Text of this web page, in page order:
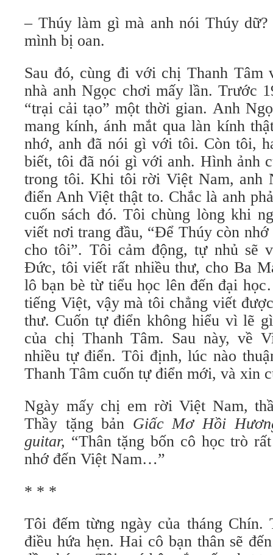
– Thúy làm gì mà anh nói Thúy
mình bị oan.
Sau đó, cùng đi với chị Thanh Tâm
nhà anh Ngọc chơi mấy lần. Trước
“trại cải tạo” một thời gian. Anh
mang kính, ánh mắt qua làn kính
nhớ, anh đã nói gì với tôi. Còn tôi,
biết, tôi đã nói gì với anh. Hình ảnh
trong tôi. Khi tôi rời Việt Nam, anh
điển Anh Việt thật to. Chắc là anh
cuốn sách đó. Tôi chùng lòng khi
viết nơi trang đầu, “Ðể Thúy còn
cho tôi”. Tôi cảm động, tự nhủ sẽ
Ðức, tôi viết rất nhiều thư, cho Ba
lô bạn bè từ tiểu học lên đến đại
tiếng Việt, vậy mà tôi chẳng viết
thư. Cuốn tự điển không hiểu vì lẽ
của chị Thanh Tâm. Sau này, về
nhiều tự điển. Tôi định, lúc nào
Thanh Tâm cuốn tự điển mới, và xin
Ngày mấy chị em rời Việt Nam,
Thầy tặng bản Giấc Mơ Hồi
guitar, “Thân tặng bốn cô học trò
nhớ đến Việt Nam…”
* * *
Tôi đếm từng ngày của tháng Chín.
điều hứa hẹn. Hai cô bạn thân sẽ